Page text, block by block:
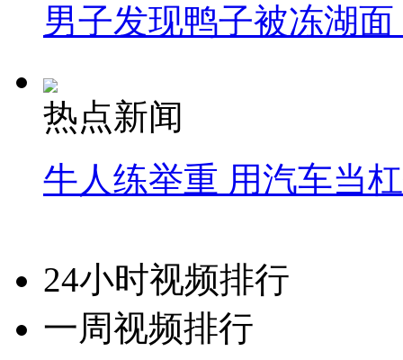
男子发现鸭子被冻湖
热点新闻
牛人练举重 用汽车当
24小时视频排行
一周视频排行